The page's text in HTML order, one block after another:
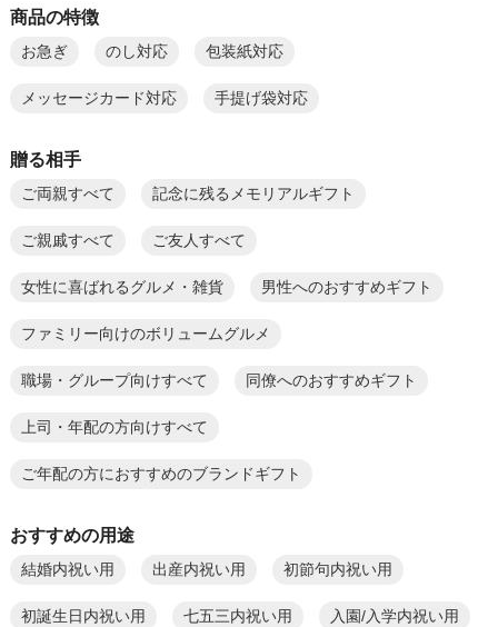
商品の特徴
お急ぎ のし対応 包装紙対応
メッセージカード対応 手提げ袋対応
贈る相手
ご両親すべて 記念に残るメモリアルギフト
ご親戚すべて ご友人すべて
女性に喜ばれるグルメ・雑貨 男性へのおすすめギフト
ファミリー向けのボリュームグルメ
職場・グループ向けすべて 同僚へのおすすめギフト
上司・年配の方向けすべて
ご年配の方におすすめのブランドギフト
おすすめの用途
結婚内祝い用 出産内祝い用 初節句内祝い用
初誕生日内祝い用 七五三内祝い用 入園/入学内祝い用